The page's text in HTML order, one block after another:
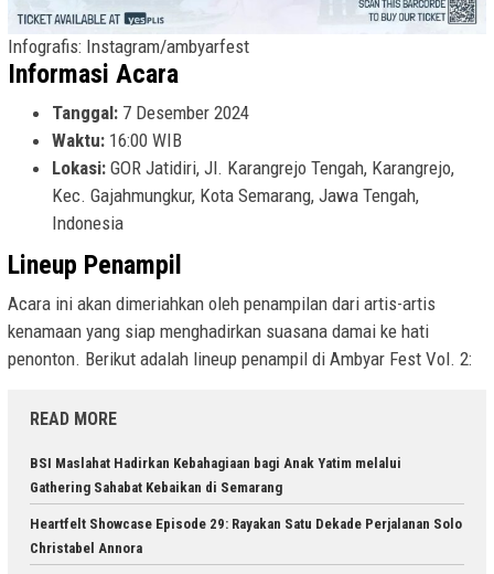
Infografis: Instagram/ambyarfest
Informasi Acara
Tanggal: 7 Desember 2024
Waktu: 16:00 WIB
Lokasi: GOR Jatidiri, Jl. Karangrejo Tengah, Karangrejo,
Kec. Gajahmungkur, Kota Semarang, Jawa Tengah,
Indonesia
Lineup Penampil
Acara ini akan dimeriahkan oleh penampilan dari artis-artis
kenamaan yang siap menghadirkan suasana damai ke hati
penonton. Berikut adalah lineup penampil di Ambyar Fest Vol. 2:
READ MORE
BSI Maslahat Hadirkan Kebahagiaan bagi Anak Yatim melalui
Gathering Sahabat Kebaikan di Semarang
Heartfelt Showcase Episode 29: Rayakan Satu Dekade Perjalanan Solo
Christabel Annora